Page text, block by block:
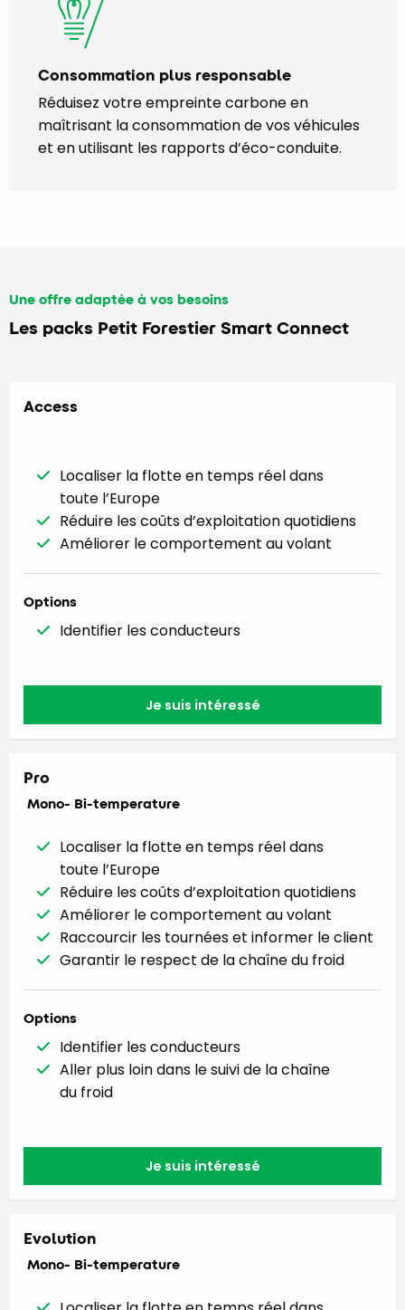
Consommation plus responsable
Réduisez votre empreinte carbone en
maîtrisant la consommation de vos véhicules
et en utilisant les rapports d’éco-conduite.
Une offre adaptée à vos besoins
Les packs Petit Forestier Smart Connect
Access
Localiser la flotte en temps réel dans
toute l’Europe
Réduire les coûts d’exploitation quotidiens
Améliorer le comportement au volant
Options
Identifier les conducteurs
Je suis intéressé
Pro
Mono- Bi-temperature
Localiser la flotte en temps réel dans
toute l’Europe
Réduire les coûts d’exploitation quotidiens
Améliorer le comportement au volant
Raccourcir les tournées et informer le client
Garantir le respect de la chaîne du froid
Options
Identifier les conducteurs
Aller plus loin dans le suivi de la chaîne
du froid
Je suis intéressé
Evolution
Mono- Bi-temperature